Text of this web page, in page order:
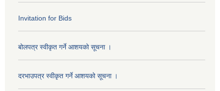
Invitation for Bids
बोलपत्र स्वीकृत गर्ने आशयको सूचना ।
दरभाउपत्र स्वीकृत गर्ने आशयको सूचना ।